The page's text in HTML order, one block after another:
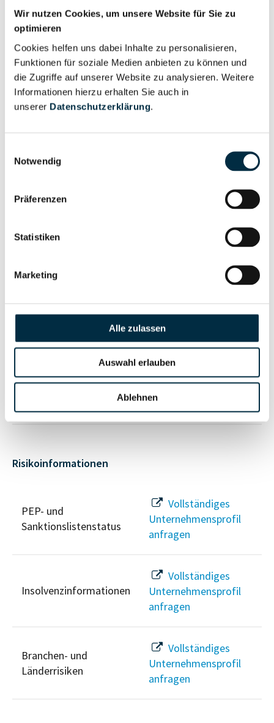
Wir nutzen Cookies, um unsere Website für Sie zu
optimieren
Cookies helfen uns dabei Inhalte zu personalisieren,
Funktionen für soziale Medien anbieten zu können und
die Zugriffe auf unserer Website zu analysieren. Weitere
Informationen hierzu erhalten Sie auch in
unserer Datenschutzerklärung.
Notwendig
Präferenzen
Statistiken
Marketing
Alle zulassen
Auswahl erlauben
Ablehnen
Prokurist (1)
Für registrierte
Nutzer
Wirtschaftlich
Vollständiges
Unternehmensprofil
Gesellschafterstruktur
Vollständiges
Unternehmensprofil
Unternehmensnetzwerk
Unternehmensprofil
anfragen
Wirtschaftlich
Vollständiges
Unternehmensprofil
anfragen
Risikoinformationen
PEP- und
Sanktionslistenstatus
Vollständiges
Unternehmensprofil
anfragen
Insolvenzinformationen
Vollständiges
Unternehmensprofil
anfragen
Branchen- und
Länderrisiken
Vollständiges
Unternehmensprofil
anfragen